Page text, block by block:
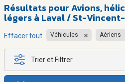
Résultats pourAvions,
légers à Laval / St-
Effacer tout Véhicules Aériens
Trier et Filtrer